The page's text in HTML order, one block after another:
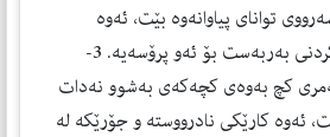
توانای پیاوانەوە بێت، ئەوە
جۆرێكە لە درووست كردنی بەربەست بۆ ئەو پرۆسەیە. 3-
كچ بەوەی كچەكەی بەشوو نەدات
ئەوە كارێكی نادرووستە و جۆرێكە لە